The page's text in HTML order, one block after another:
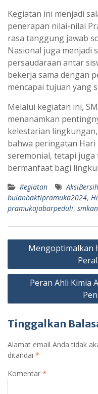
Kegiatan ini menjadi
penerapan nilai-nilai
rasa tanggung jawab
Nasional juga menjadi
persaudaraan antar
bekerja sama dengan
mencapai tujuan yang
Melalui kegiatan ini,
menanamkan
kelestarian
bahwa peringatan
seremonial, tetapi
bermanfaat bagi
Kegiatan
bulanbaktipramuka2024,
pramukajabarpeduli,
Navigasi
Mengoptimalkan
Peran Ahli Kimia
Tinggalkan
Alamat email Anda tidak
ditandai *
Komentar *